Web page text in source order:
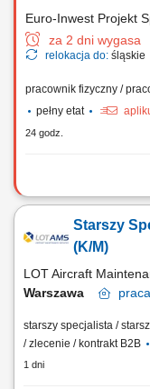
Euro-Inwest Projekt
za 2 dni wygasa
relokacja do: śląskie
pracownik fizyczny /
pełny etat
24 godz.
Zadania Budowanie i
przełączników i
sterowniczych;
Starszy
(K/M)
LOT Aircraft
Warszawa
praca
starszy specjalista /
/ zlecenie / kontrakt B2B
1 dni